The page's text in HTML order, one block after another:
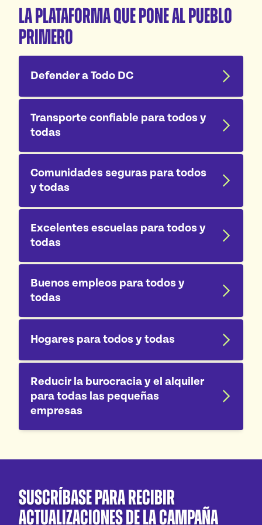
La Plataforma que pone al Pueblo
Primero
Defender a Todo DC
Transporte confiable para todos y
todas
Comunidades seguras para todos
y todas
Excelentes escuelas para todos y
todas
Buenos empleos para todos y
todas
Hogares para todos y todas
Reducir la burocracia y el alquiler
para todas las pequeñas
empresas
Suscríbase para recibir
actualizaciones de la campaña